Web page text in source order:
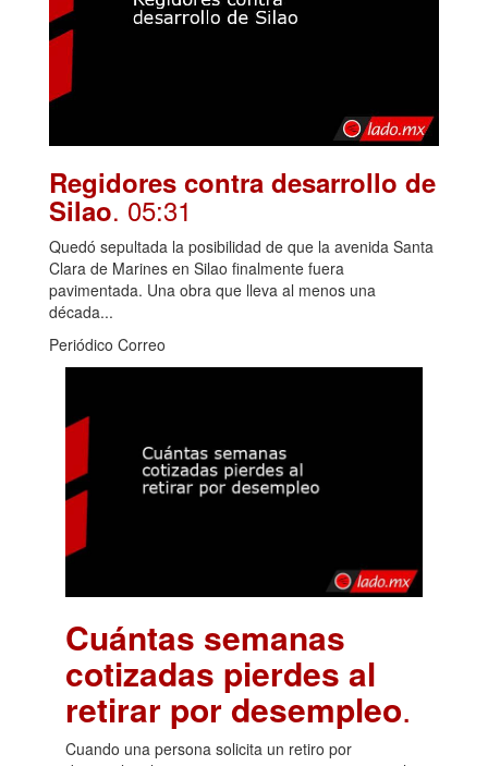
Regidores contra desarrollo de
Silao. 05:31
Quedó sepultada la posibilidad de que la avenida Santa
Clara de Marines en Silao finalmente fuera
pavimentada. Una obra que lleva al menos una
década...
Periódico Correo
Cuántas semanas
cotizadas pierdes al
retirar por desempleo.
Cuando una persona solicita un retiro por